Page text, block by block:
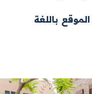
باللغة